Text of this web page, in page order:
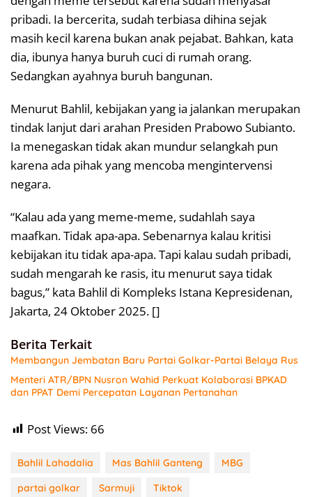
pribadi. Ia bercerita, sudah terbiasa dihina sejak
masih kecil karena bukan anak pejabat. Bahkan, kata
dia, ibunya hanya buruh cuci di rumah orang.
Sedangkan ayahnya buruh bangunan.
Menurut Bahlil, kebijakan yang ia jalankan merupakan
tindak lanjut dari arahan Presiden Prabowo Subianto.
Ia menegaskan tidak akan mundur selangkah pun
karena ada pihak yang mencoba mengintervensi
negara.
“Kalau ada yang meme-meme, sudahlah saya
maafkan. Tidak apa-apa. Sebenarnya kalau kritisi
kebijakan itu tidak apa-apa. Tapi kalau sudah pribadi,
sudah mengarah ke rasis, itu menurut saya tidak
bagus,” kata Bahlil di Kompleks Istana Kepresidenan,
Jakarta, 24 Oktober 2025. []
Berita Terkait
Membangun Jembatan Baru Partai Golkar-Partai Belaya Rus
Menteri ATR/BPN Nusron Wahid Perkuat Kolaborasi BPKAD
dan PPAT Demi Percepatan Layanan Pertanahan
Post Views: 66
Bahlil Lahadalia Mas Bahlil Ganteng
MBG
partai golkar
Sarmuji Tiktok